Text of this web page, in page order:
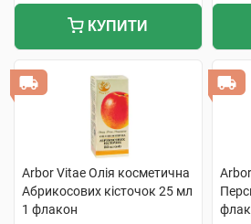
КУПИТИ
Arbor Vitae Олія косметична
Абрикосових кісточок 25 мл
1 флакон